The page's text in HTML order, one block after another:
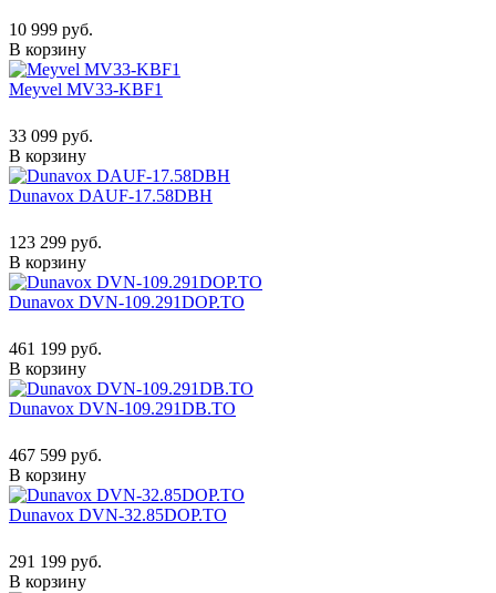
10 999 руб.
В корзину
Meyvel MV33-KBF1
33 099 руб.
В корзину
Dunavox DAUF-17.58DBH
123 299 руб.
В корзину
Dunavox DVN-109.291DOP.TO
461 199 руб.
В корзину
Dunavox DVN-109.291DB.TO
467 599 руб.
В корзину
Dunavox DVN-32.85DOP.TO
291 199 руб.
В корзину